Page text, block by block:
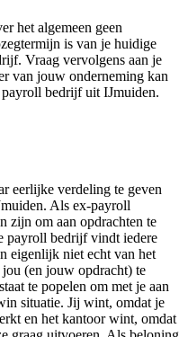
het algemeen geen
is van je huidige
Vraag vervolgens aan je
van jouw onderneming kan
bedrijf uit IJmuiden.
eerlijke verdeling te geven
Als ex-payroll
zijn om aan opdrachten te
payroll bedrijf vindt iedere
eigenlijk niet echt van het
(en jouw opdracht) te
te popelen om met je aan
situatie. Jij wint, omdat je
en het kantoor wint, omdat